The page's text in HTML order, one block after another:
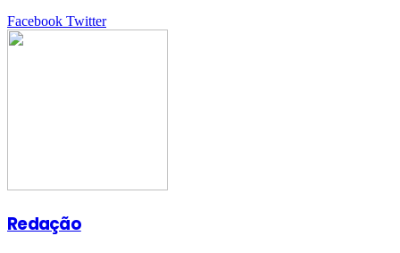
Facebook TwitterGoogle+
LinkedIn
StumbleUpon
Tumblr
Pinterest
Reddit
VKontakte
Share
Print
Redação